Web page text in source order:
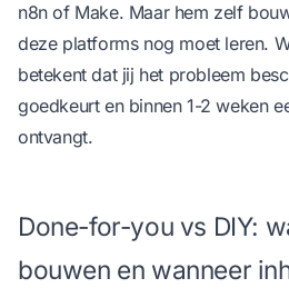
n8n of Make. Maar hem zelf
deze platforms nog moet leren.
betekent dat jij het probleem
goedkeurt en binnen 1-2 weken
ontvangt.
Done-for-you vs DIY:
bouwen en wanneer